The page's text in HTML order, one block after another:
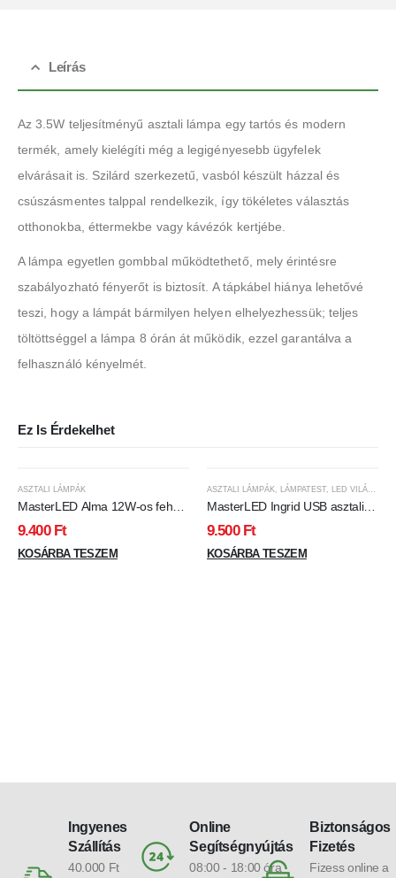
Leírás
Az 3.5W teljesítményű asztali lámpa egy tartós és modern
termék, amely kielégíti még a legigényesebb ügyfelek
elvárásait is. Szilárd szerkezetű, vasból készült házzal és
csúszásmentes talppal rendelkezik, így tökéletes választás
otthonokba, éttermekbe vagy kávézók kertjébe.
A lámpa egyetlen gombbal működtethető, mely érintésre
szabályozható fényerőt is biztosít. A tápkábel hiánya lehetővé
teszi, hogy a lámpát bármilyen helyen elhelyezhessük; teljes
töltöttséggel a lámpa 8 órán át működik, ezzel garantálva a
felhasználó kényelmét.
Ez Is Érdekelhet
ASZTALI LÁMPÁK
MasterLED Alma 12W-os fehér
asztali lámpa RGB + CCT
9.400 Ft
KOSÁRBA TESZEM
ASZTALI LÁMPÁK LÁMPATEST LED VILÁGÍTÁS
MasterLED Ingrid USB asztali
lámpa fekete
9.500 Ft
KOSÁRBA TESZEM
Ingyenes
Szállítás
40.000 Ft
Online
Segítségnyújtás
08:00 - 18:00 óra
Biztonságos
Fizetés
Fizess online a